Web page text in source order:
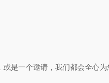
是一个邀请，我们都会全心